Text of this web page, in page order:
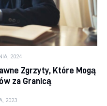
2024
Zgrzyty, Które Mogą
za Granicą
2023